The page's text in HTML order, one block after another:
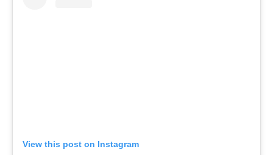
View this post on Instagram